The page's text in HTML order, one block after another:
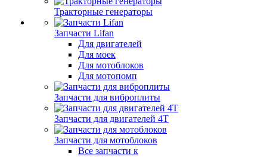
Тракторные генераторы
Запчасти Lifan
Для двигателей
Для моек
Для мотоблоков
Для мотопомп
Запчасти для виброплиты
Запчасти для двигателей 4Т
Запчасти для мотоблоков
Все запчасти к